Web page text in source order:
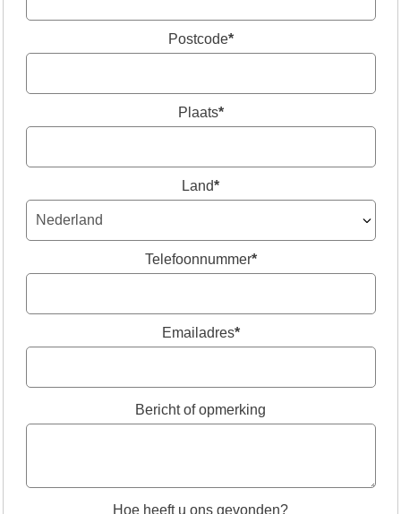
Postcode*
Plaats*
Land*
Telefoonnummer*
Emailadres*
Bericht of opmerking
Hoe heeft u ons gevonden?